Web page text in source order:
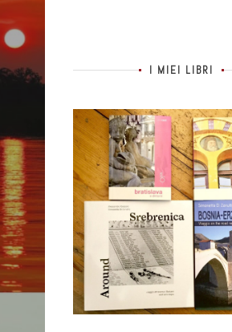
I MIEI LIBRI